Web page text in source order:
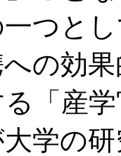
つと
の効
「産
学の